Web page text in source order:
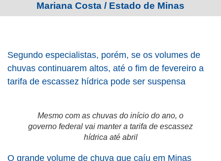
Mariana Costa / Estado de Minas
Segundo especialistas, porém, se os volumes de
chuvas continuarem altos, até o fim de fevereiro a
tarifa de escassez hídrica pode ser suspensa
Mesmo com as chuvas do início do ano, o
governo federal vai manter a tarifa de escassez
hídrica até abril
O grande volume de chuva que caíu em Minas